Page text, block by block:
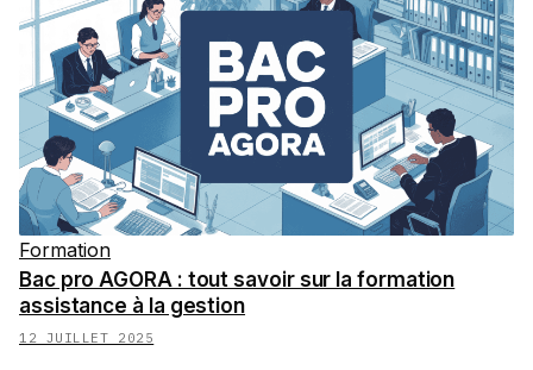
Formation
Bac pro AGORA : tout savoir sur la formation
assistance à la gestion
12 JUILLET 2025